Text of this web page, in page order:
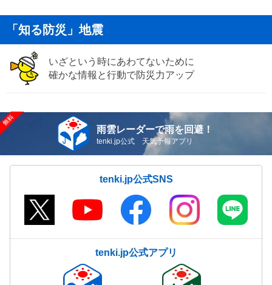
「知る防災」地震
いざという時にあわてないために
確かな情報と行動で防災力アップ
雨雲レーダーで雨を回避！
tenki.jp公式 天気予報アプリ
tenki.jp公式SNS
tenki.jp公式アプリ